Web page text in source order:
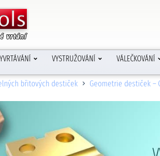
VYSTRUŽOVÁNÍ VÁLEČKOVÁNÍ
břitových destiček Geometrie destiček –